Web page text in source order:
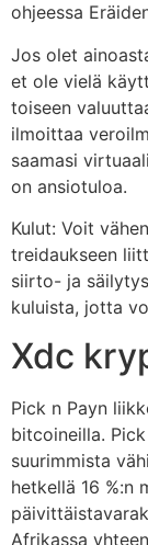
ohjeessa
Jos olet
et ole vielä
toiseen
ilmoittaa
saamasi
on ansiotuloa.
Kulut: Voit
treidaukseen
siirto- ja
kuluista, jotta
Xdc
Pick n Payn
bitcoineilla.
suurimmista
hetkellä 16 %:n
Afrikassa